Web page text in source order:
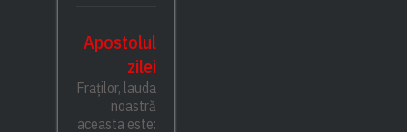
Apostolul
zilei
Fraților, lauda
noastră
aceasta este: